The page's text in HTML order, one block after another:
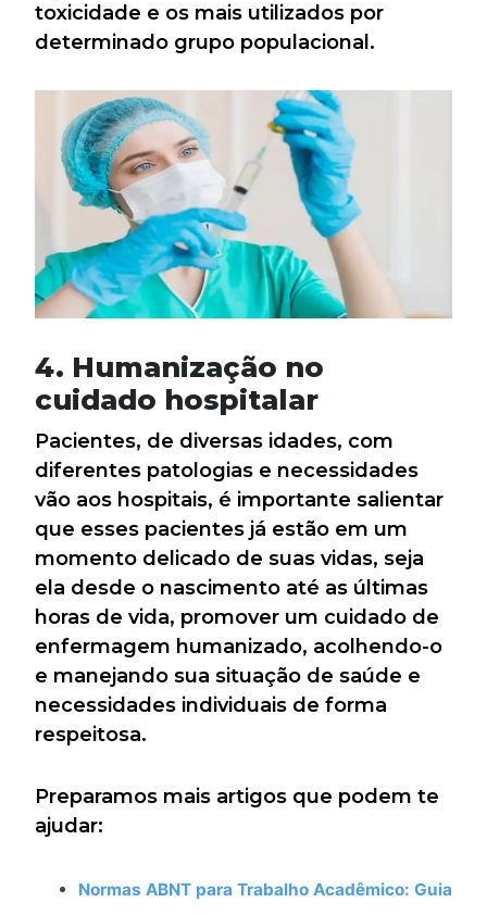
toxicidade e os mais utilizados por
determinado grupo populacional.
4. Humanização no
cuidado hospitalar
Pacientes, de diversas idades, com
diferentes patologias e necessidades
vão aos hospitais, é importante salientar
que esses pacientes já estão em um
momento delicado de suas vidas, seja
ela desde o nascimento até as últimas
horas de vida, promover um cuidado de
enfermagem humanizado, acolhendo-o
e manejando sua situação de saúde e
necessidades individuais de forma
respeitosa.
Preparamos mais artigos que podem te
ajudar:
Normas ABNT para Trabalho Acadêmico: Guia